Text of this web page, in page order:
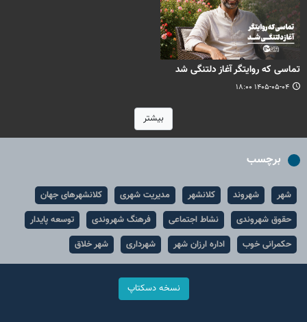
تماسی که روایتگر آغاز دلتنگی شد
۱۴۰۵-۰۵-۰۴ ۱۸:۰۰
بیشتر
برچسب
شهر شهروند کلانشهر مدیریت شهری
کلانشهرهای جهان
حقوق شهروندی
نشاط اجتماعی فرهنگ شهروندی
توسعه پایدار
حکمرانی خوب
اداره ارزان شهر شهرداری شهر خلاق
نسخه دسکتاپ